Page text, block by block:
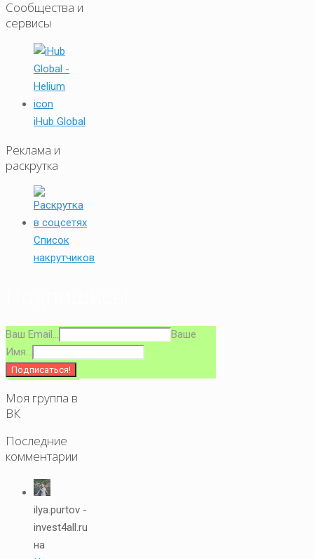
Сообщества и
сервисы
iHub Global
Реклама и
раскрутка
Список
накрутчиков
Ваш Email...
Ваше
Имя...
Моя группа в
ВК
Последние
комментарии
ilya.purtov -
invest4all.ru
на